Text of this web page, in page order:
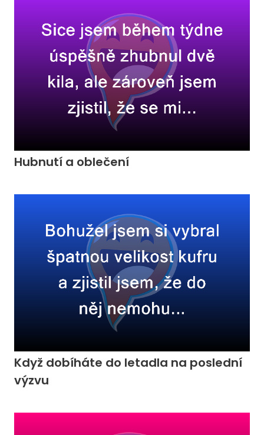
Hubnutí a oblečení
Když dobíháte do letadla na poslední
výzvu